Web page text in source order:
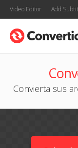
Video Editor Add
Convierta sus